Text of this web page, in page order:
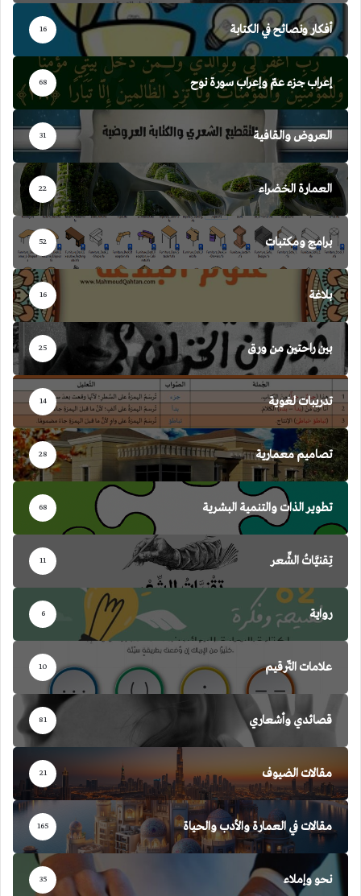
أفكار ونصائح في الكتابة 16
إعراب جزء عمّ وإعراب سورة نوح 68
العروض والقافية 31
العمارة الخضراء 22
برامج ومكتبات 52
بلاغة 16
بين راحتين من ورق 25
تدريبات لغوية 14
تصاميم معمارية 28
تطوير الذات والتنمية البشرية 68
تِقنيَّاتُ الشِّعر 11
رواية 6
علامات التّرقيم 10
قصائدي وأشعاري 81
مقالات الضيوف 21
مقالات في العمارة والأدب والحياة 165
نحو وإملاء 35